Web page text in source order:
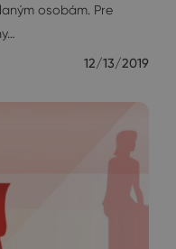
osobám. Pre
12/13/2019